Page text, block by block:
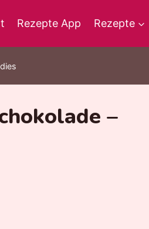
Rezepte App Rezepte
–